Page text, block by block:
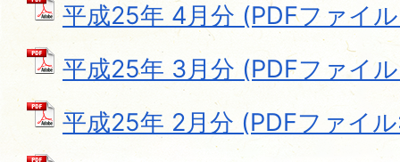
平成25年 4月分 (PDFファイ
平成25年 3月分 (PDFファイ
平成25年 2月分 (PDFファイ